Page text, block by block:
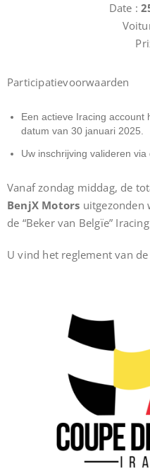
Date :
Participatievoorwaarden
Een actieve Iracing account
datum van 30 januari 2025.
Uw inschrijving valideren
Vanaf zondag middag, de
BenjX Motors uitgezonden
de “Beker van Belgïe”
U vind het reglement van